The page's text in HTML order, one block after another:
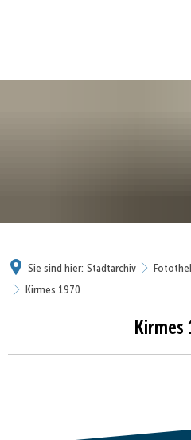
Sie sind hier: Stadtarchiv
Kirmes 1970
Kirmes